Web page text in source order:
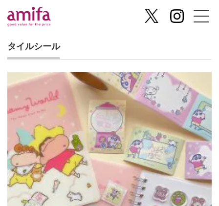
タイルシール